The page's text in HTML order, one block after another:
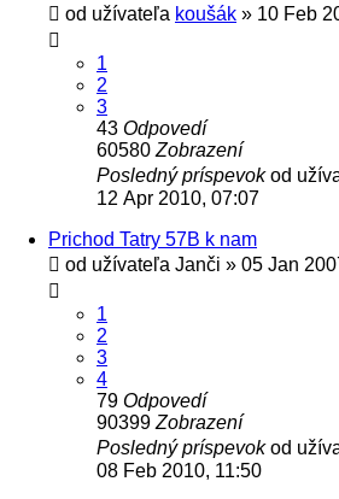
od užívateľa koušák » 10 Feb
1
2
3
43 Odpovedí
60580 Zobrazení
Posledný príspevokod
12 Apr 2010, 07:07
Prichod Tatry 57B k nam
od užívateľa Janči » 05 Jan
1
2
3
4
79 Odpovedí
90399 Zobrazení
Posledný príspevokod
08 Feb 2010, 11:50